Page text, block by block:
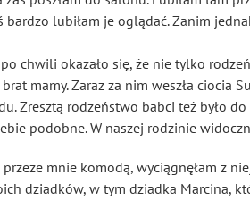
bardzo lubiłam je oglądać. Zanim
po chwili okazało się, że nie tylko
mamy. Zaraz za nim weszła ciocia
Zresztą rodzeństwo babci też było
podobne. W naszej rodzinie
mnie komodą, wyciągnęłam z
dziadków, w tym dziadka Marcina,